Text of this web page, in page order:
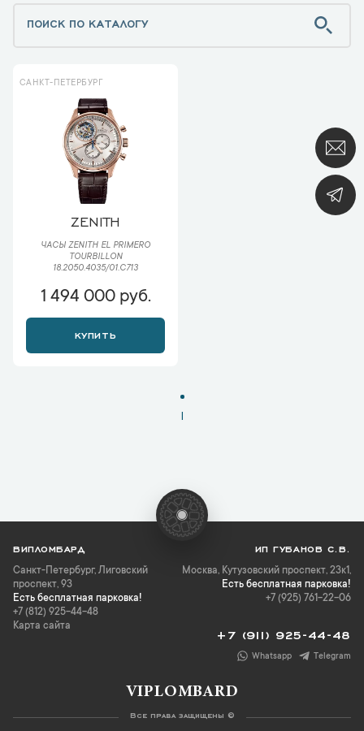
САНКТ-ПЕТЕРБУРГ
ZENITH
ЧАСЫ ZENITH EL PRIMERO
TOURBILLON
18.2050.4035/01.С713
1 494 000 руб.
КУПИТЬ
1
ВИПЛОМБАРД
Санкт-Петербург, Лиговский
проспект, 93
Есть бесплатная парковка!
+7 (812) 925-44-48
Карта сайта
ИП ГУБАНОВ С.В.
Москва, Кутузовский проспект, 23к1,
Есть бесплатная парковка!
+7 (925) 761-22-06
+7 (911) 925-44-48
Whatsapp Telegram
VIPLOMBARD
Все права защищены ©